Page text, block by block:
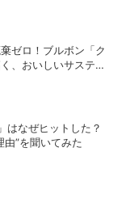
ゼロ！ブルボン「ク
、おいしいサステナ
はなぜヒットした？
由”を聞いてみた